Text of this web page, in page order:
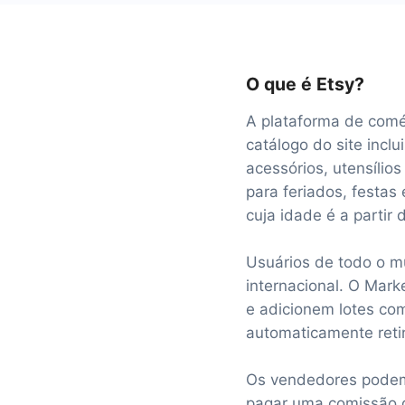
O que é Etsy?
A plataforma de
catálogo do site
acessórios,
para feriados, festas
cuja idade é a partir
Usuários de todo o
internacional. O
e adicionem lotes
automaticamente
Os vendedores